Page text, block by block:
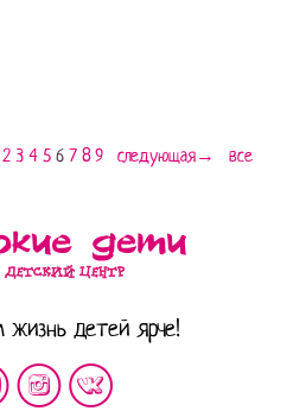
2 3 4 5 6 7 8 9 следующая→ все
детей ярче!